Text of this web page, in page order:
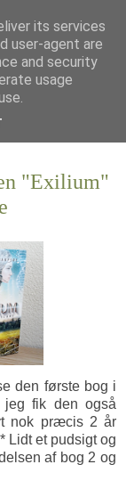
"Exilium"
den første bog i
fik den også
nok præcis 2 år
Lidt et pudsigt og
af bog 2 og
its services
user-agent are
and security
usage